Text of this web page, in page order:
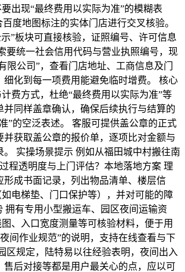
出现“最终费用以实际为准”的模糊表
度地图标注的实体门店进行交叉核验。
”板块可直接核验，证照编号、许可信息
要统一社会信用代码与营业执照编号，现
公司”，查看门店地址、工商信息及门
化到每一项费用能避免临时增费。 核心
费方式，杜绝“最终费用以实际为准”等
同样盖章确认，确保后续执行与结算的
”的空泛表述。 客服可提供盖公章的正式
获取盖公章的报价单，逐项比对金额与
实操场景提示 例如从福田城中村搬往南
程透明度与上门评估？本地落地方案 理
成书面记录，列出物品清单、楼层信
电梯垫、门口保护等），并对可能的障
拥有专用小型搬运车、园区夜间运输资
、入口宽度测量等可核验材料，便于用
间作业规范”的说明，支持在线查看与下
区规定，陆特易以往经验表明，夜间出入
后对接等都是用户最关心的点，应以可